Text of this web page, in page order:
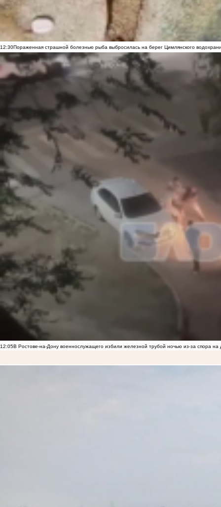
12:30Пораженная страшной болезнью рыба выбросилась на берег Цимлянского
12:05В Ростове-на-Дону военнослужащего избили железной трубой ночью из-за спора на